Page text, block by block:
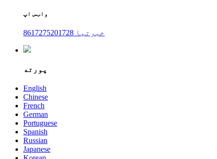
واټس اپ
8617275201728 خبرتیا
پورته
English
Chinese
French
German
Portuguese
Spanish
Russian
Japanese